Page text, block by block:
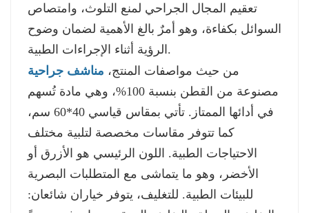
تعقيم المجال الجراحي لمنع التلوث، وامتصاص
السوائل بكفاءة، وهو أمرٌ بالغ الأهمية لضمان وضوح
الرؤية أثناء الإجراءات الطبية.
من حيث مواصفات المنتج، مناشف جراحية
مصنوعة من القطن بنسبة 100%، وهي مادة تُسهم
في أدائها الممتاز. تأتي بمقاس قياسي 40*60 سم،
كما تتوفر مقاسات مخصصة لتلبية مختلف
الاحتياجات الطبية. اللون الرئيسي هو الأزرق أو
الأخضر، وهو ما يتماشى مع المتطلبات البصرية
للبيئات الطبية. للتغليف، يتوفر خياران شائعان: